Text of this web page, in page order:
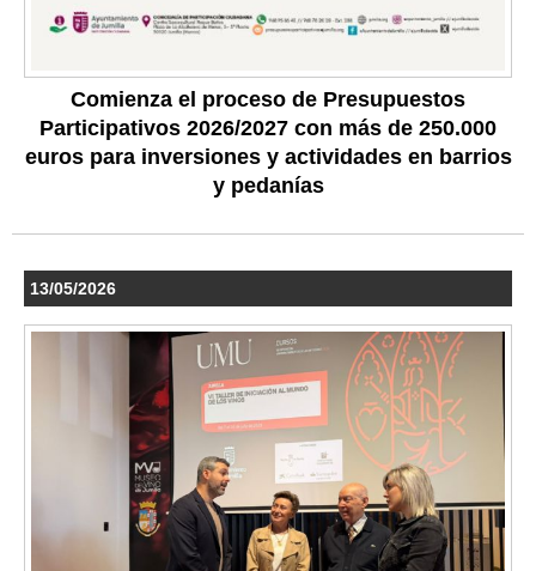
Comienza el proceso de Presupuestos
Participativos 2026/2027 con más de 250.000
euros para inversiones y actividades en barrios
y pedanías
13/05/2026